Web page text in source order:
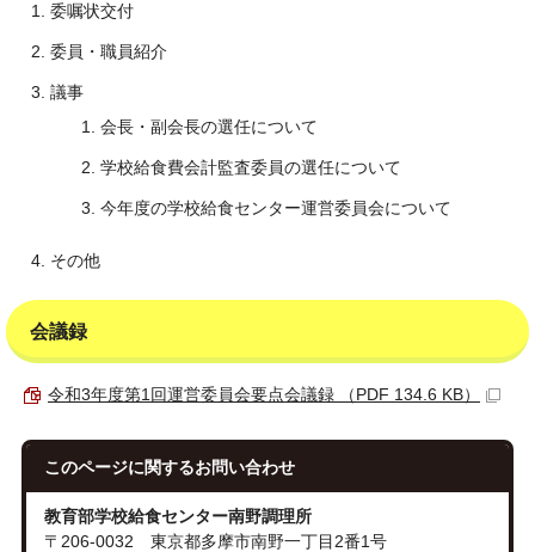
委嘱状交付
委員・職員紹介
議事
会長・副会長の選任について
学校給食費会計監査委員の選任について
今年度の学校給食センター運営委員会について
その他
会議録
令和3年度第1回運営委員会要点会議録 （PDF 134.6 KB）
このページに関するお問い合わせ
教育部学校給食センター南野調理所
〒206-0032 東京都多摩市南野一丁目2番1号